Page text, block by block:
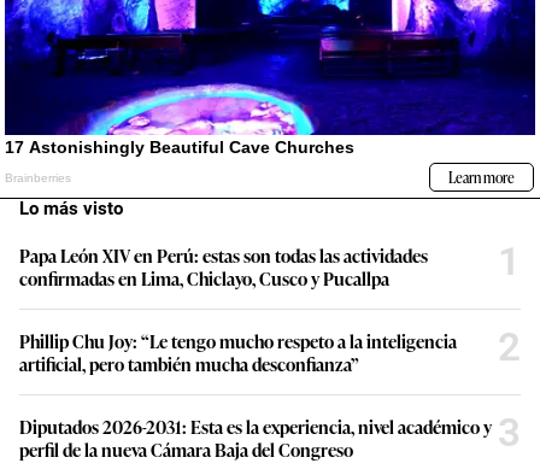
Lo más visto
Papa León XIV en Perú: estas son todas las actividades
confirmadas en Lima, Chiclayo, Cusco y Pucallpa
1
Phillip Chu Joy: “Le tengo mucho respeto a la inteligencia
artificial, pero también mucha desconfianza”
2
Diputados 2026-2031: Esta es la experiencia, nivel académico y
perfil de la nueva Cámara Baja del Congreso
3